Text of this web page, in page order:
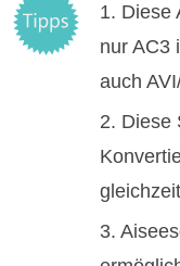
1. Diese
nur AC3
auch
2. Diese
3.